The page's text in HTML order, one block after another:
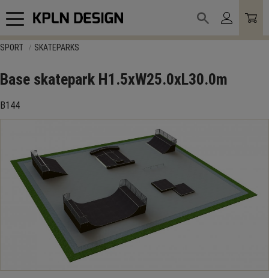
Meny
SPORT SKATEPARKS
Base skatepark H1.5xW25.0xL30.0m
B144